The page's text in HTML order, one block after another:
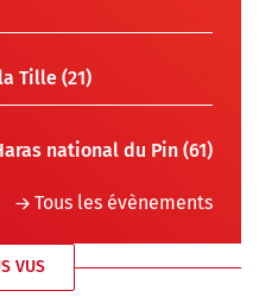
Tille (21)
national du Pin (61)
Tous les évènements
VUS